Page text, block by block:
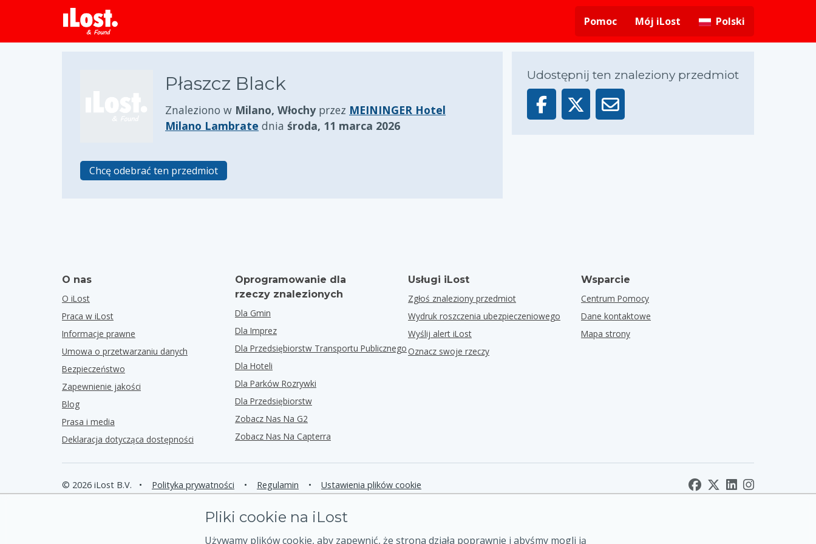
Pomoc
Mój iLost Polski
Płaszcz Black
Znaleziono w Milano, Włochyprzez MEININGER Hotel
Milano Lambrate dnia środa, 11 marca 2026
Chcę odebrać ten przedmiot
Udostępnij ten znaleziony przedmiot
O nas
O iLost
Praca w iLost
Informacje prawne
Umowa o przetwarzaniu danych
Bezpieczeństwo
Zapewnienie jakości
Blog
Prasa i media
Deklaracja dotycząca dostępności
Oprogramowanie dla
rzeczy znalezionych
Dla Gmin
Dla Imprez
Dla Przedsiębiorstw Transportu Publicznego
Dla Hoteli
Dla Parków Rozrywki
Dla Przedsiębiorstw
Zobacz Nas Na G2
Zobacz Nas Na Capterra
Usługi iLost
Zgłoś znaleziony przedmiot
Wydruk roszczenia ubezpieczeniowego
Wyślij alert iLost
Oznacz swoje rzeczy
Wsparcie
Centrum Pomocy
Dane kontaktowe
Mapa strony
© 2026 iLost B.V. • Polityka prywatności • Regulamin • Ustawienia plików cookie
Pliki cookie na iLost
Używamy plików cookie, aby zapewnić, że strona działa poprawnie i abyśmy mogli ją